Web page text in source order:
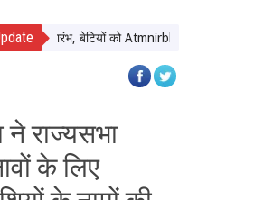
का शुभारंभ, बेटियों को Atmnirbhar बनाने पर सरकार का
ने राज्यसभा
के लिए